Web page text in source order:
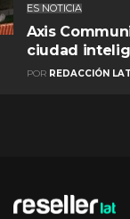
ES NOTICIA
Axis
ciudad
POR REDACCIÓN